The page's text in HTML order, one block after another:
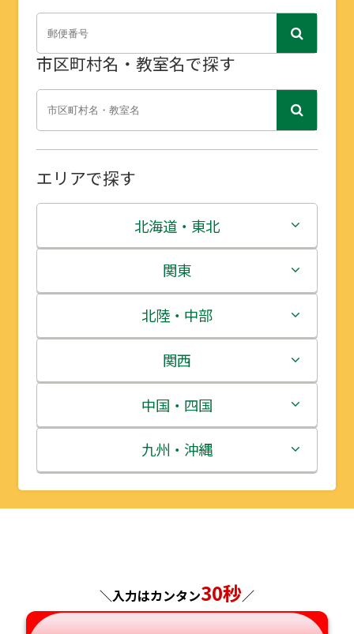
市区町村名・教室名で探す
エリアで探す
北海道・東北
北海道
青森県
岩手県
宮城県
秋田県
山形県
関東
茨城県
栃木県
群馬県
埼玉県
千葉県
北陸・中部
新潟県
富山県
石川県
福井県
関西
三重県
滋賀県
京都府
中国・四国
鳥取県
島根県
九州・沖縄
福岡県
＼入力はカンタン30秒／